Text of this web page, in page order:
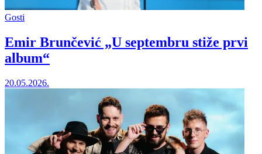
Gosti
Emir Brunčević „U septembru stiže prvi
album“
20.05.2026.